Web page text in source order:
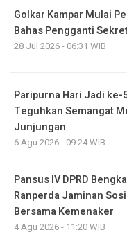
Golkar Kampar Mulai
Bahas Pengganti
28 Jul 2026 - 06:31 WIB
Paripurna Hari Jadi ke-
Teguhkan Semangat
Junjungan
6 Agu 2026 - 09:24 WIB
Pansus IV DPRD
Ranperda Jaminan
Bersama Kemenaker
4 Agu 2026 - 11:20 WIB